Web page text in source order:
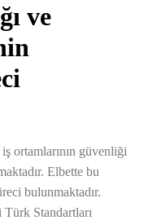
ve
ortamlarının güvenliği
Elbette bu
bulunmaktadır.
Standartları